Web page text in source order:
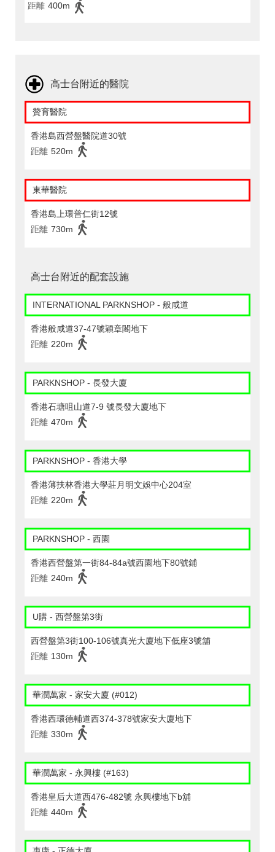
距離 400m
高士台附近的醫院
贊育醫院
香港島西營盤醫院道30號
距離 520m
東華醫院
香港島上環普仁街12號
距離 730m
高士台附近的配套設施
INTERNATIONAL PARKNSHOP - 般咸道
香港般咸道37-47號穎章閣地下
距離 220m
PARKNSHOP - 長發大廈
香港石塘咀山道7-9 號長發大廈地下
距離 470m
PARKNSHOP - 香港大學
香港薄扶林香港大學莊月明文娛中心204室
距離 220m
PARKNSHOP - 西園
香港西營盤第一街84-84a號西園地下80號鋪
距離 240m
U購 - 西營盤第3街
西營盤第3街100-106號真光大廈地下低座3號舖
距離 130m
華潤萬家 - 家安大廈 (#012)
香港西環德輔道西374-378號家安大廈地下
距離 330m
華潤萬家 - 永興樓 (#163)
香港皇后大道西476-482號 永興樓地下b舖
距離 440m